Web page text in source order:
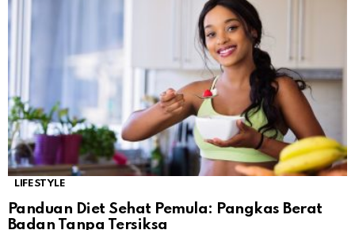
LIFESTYLE
Panduan Diet Sehat Pemula: Pangkas Berat
Badan Tanpa Tersiksa